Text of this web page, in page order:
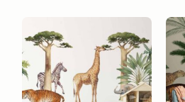
tot
€ 655,79